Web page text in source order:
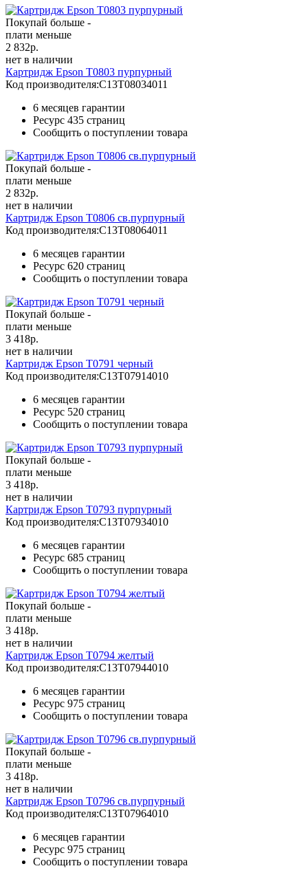
Покупай больше -
плати меньше
2 832р.
нет в наличии
Картридж Epson T0803 пурпурный
Код производителя:C13T08034011
6 месяцев гарантии
Ресурс 435 страниц
Сообщить о поступлении товара
Покупай больше -
плати меньше
2 832р.
нет в наличии
Картридж Epson T0806 св.пурпурный
Код производителя:C13T08064011
6 месяцев гарантии
Ресурс 620 страниц
Сообщить о поступлении товара
Покупай больше -
плати меньше
3 418р.
нет в наличии
Картридж Epson T0791 черный
Код производителя:C13T07914010
6 месяцев гарантии
Ресурс 520 страниц
Сообщить о поступлении товара
Покупай больше -
плати меньше
3 418р.
нет в наличии
Картридж Epson T0793 пурпурный
Код производителя:C13T07934010
6 месяцев гарантии
Ресурс 685 страниц
Сообщить о поступлении товара
Покупай больше -
плати меньше
3 418р.
нет в наличии
Картридж Epson T0794 желтый
Код производителя:C13T07944010
6 месяцев гарантии
Ресурс 975 страниц
Сообщить о поступлении товара
Покупай больше -
плати меньше
3 418р.
нет в наличии
Картридж Epson T0796 св.пурпурный
Код производителя:C13T07964010
6 месяцев гарантии
Ресурс 975 страниц
Сообщить о поступлении товара